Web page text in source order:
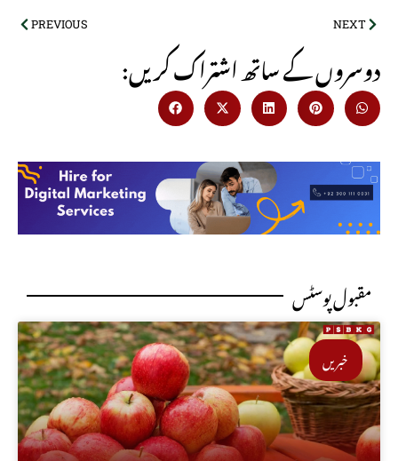
PREVIOUS NEXT
:دوسروں کے ساتھ اشتراک کریں
مقبول پوسٹس
خبریں